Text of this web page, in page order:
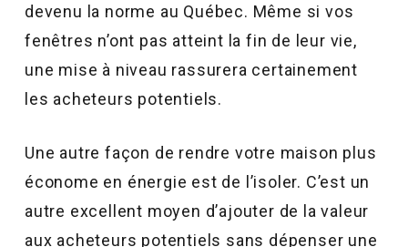
devenu la norme au Québec. Même si vos
fenêtres n’ont pas atteint la fin de leur vie,
une mise à niveau rassurera certainement
les acheteurs potentiels.
Une autre façon de rendre votre maison plus
économe en énergie est de l’isoler. C’est un
autre excellent moyen d’ajouter de la valeur
aux acheteurs potentiels sans dépenser une